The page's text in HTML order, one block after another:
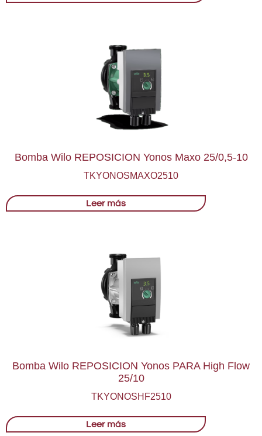
Bomba Wilo REPOSICION Yonos Maxo 25/0,5-10
TKYONOSMAXO2510
Leer más
Bomba Wilo REPOSICION Yonos PARA High Flow
25/10
TKYONOSHF2510
Leer más